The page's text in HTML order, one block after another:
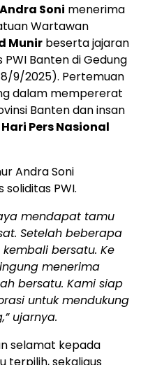
Andra Soni menerima
Wartawan
Munir beserta jajaran
Banten di Gedung
9/2025). Pertemuan
dalam mempererat
Banten dan insan
Hari Pers Nasional
Andra Soni
PWI.
mendapat tamu
Setelah beberapa
bersatu. Ke
menerima
bersatu. Kami siap
untuk mendukung
ujarnya.
selamat kepada
terpilih, sekaligus